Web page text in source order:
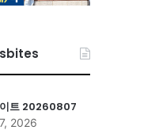
트 20260807
2026